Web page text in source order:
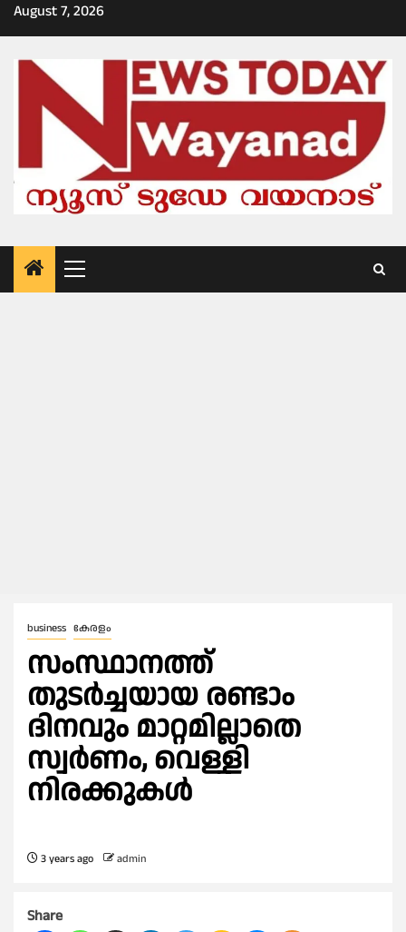
Skip
to
August 7, 2026
Primary
Menu
business കേരളം
സംസ്ഥാനത്ത്
തുടർച്ചയായ രണ്ടാം
ദിനവും മാറ്റമില്ലാതെ
സ്വർണം, വെള്ളി
നിരക്കുകൾ
3 years ago admin
Share